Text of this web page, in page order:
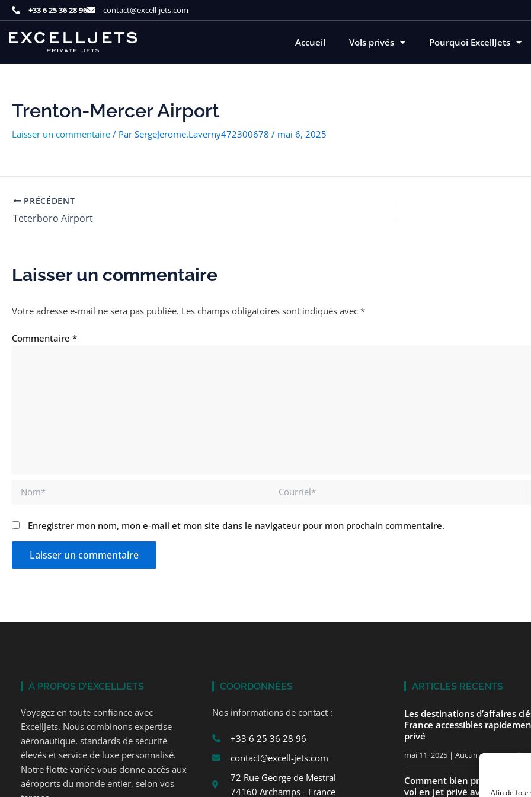
Afin de
Aller
au
contenu
+33 6 25 36 28 96 contact@excell-jets.com
Accueil Vols privés Pourquoi ExcellJets
Trenton-Mercer Airport
Laisser un commentaire / Par SergeJerome.Laverny472300678 / mai 6, 2025
PRÉCÉDENT
Teterboro Airport
Laisser un commentaire
Votre adresse e-mail ne sera pas publiée. Les champs obligatoires sont indiqués avec *
Commentaire *
Nom* Courriel*
Enregistrer mon nom, mon e-mail et mon site dans le navigateur pour mon prochain commentaire.
À PROPOS D'EXCELLJETS
Voyagez en toute confiance avec
ExcellJets. Nous combinons expertise
aéronautique, standards de sécurité
élevés et service de luxe personnalisé.
Notre flotte variée vous donne accès aux
aéroports du monde entier, selon vos
COORDONNÉES
Nos informations de contact :
+33 6 25 36 28 96
contact@excell-jets.com
72 Rue George de Mestral
74160 Archamps - France
ARTICLES RÉCENTS
Les destinations d’affaires
France accessibles
privé
mai 11, 2025 Aucun commentaire
Comment bien préparer votre
vol en jet privé avec ExcellJets